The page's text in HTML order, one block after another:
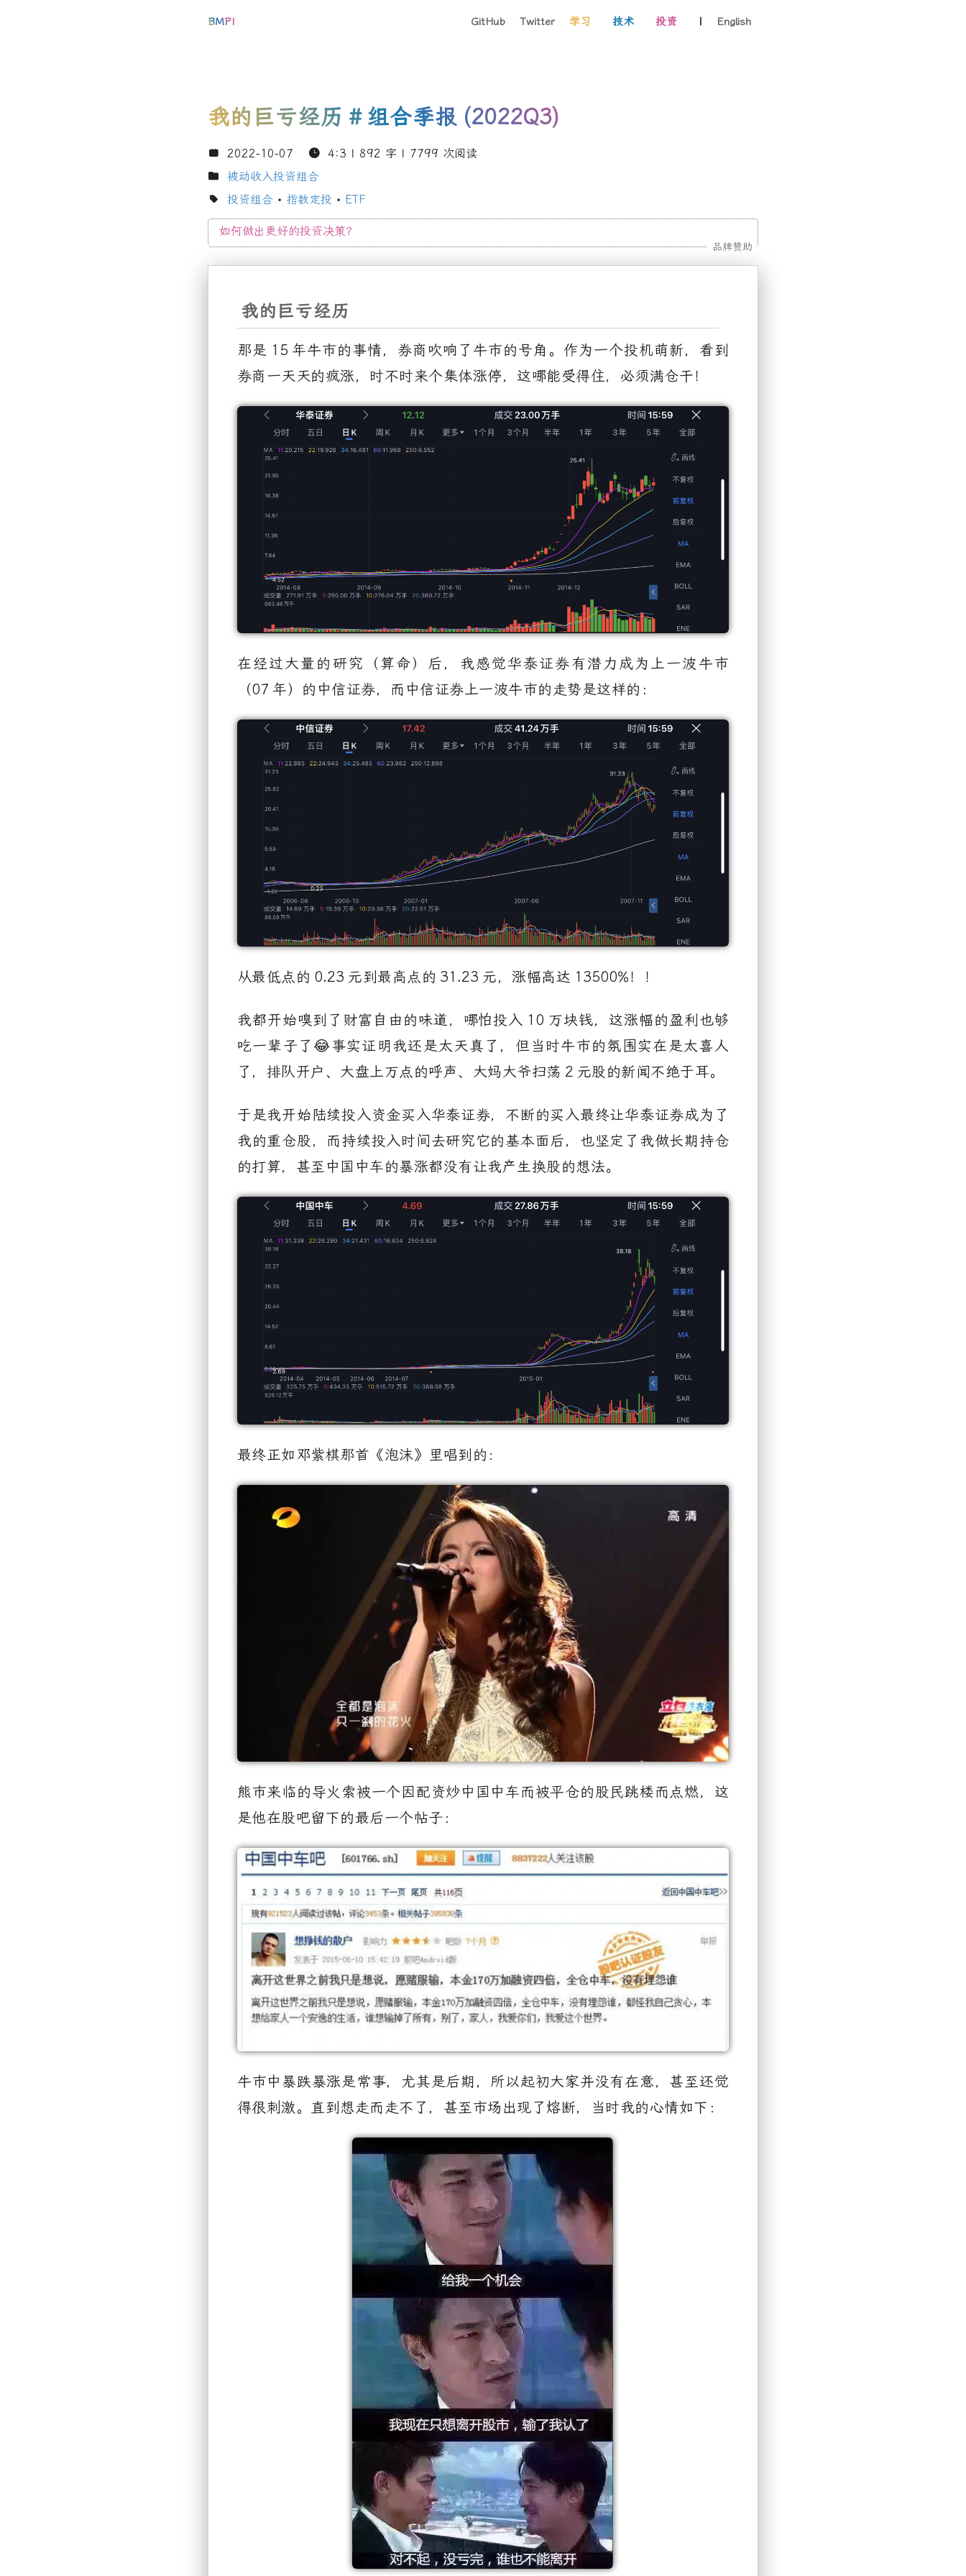
BMPI GitHub Twitter 学习 技术 投资 | English
我的巨亏经历 # 组合季报 (2022Q3)
2022-10-07 4:3 | 892 字 | 7799 次阅读
被动收入投资组合
投资组合 • 指数定投 • ETF
如何做出更好的投资决策？
品牌赞助
我的巨亏经历
那是 15 年牛市的事情，券商吹响了牛市的号角。作为一个投机萌新，看到
券商一天天的疯涨，时不时来个集体涨停，这哪能受得住，必须满仓干！
在经过大量的研究（算命）后，我感觉华泰证券有潜力成为上一波牛市
（07 年）的中信证券，而中信证券上一波牛市的走势是这样的：
从最低点的 0.23 元到最高点的 31.23 元，涨幅高达 13500%！！
我都开始嗅到了财富自由的味道，哪怕投入 10 万块钱，这涨幅的盈利也够
吃一辈子了😂事实证明我还是太天真了，但当时牛市的氛围实在是太喜人
了，排队开户、大盘上万点的呼声、大妈大爷扫荡 2 元股的新闻不绝于耳。
于是我开始陆续投入资金买入华泰证券，不断的买入最终让华泰证券成为了
我的重仓股，而持续投入时间去研究它的基本面后，也坚定了我做长期持仓
的打算，甚至中国中车的暴涨都没有让我产生换股的想法。
最终正如邓紫棋那首《泡沫》里唱到的：
熊市来临的导火索被一个因配资炒中国中车而被平仓的股民跳楼而点燃，这
是他在股吧留下的最后一个帖子：
牛市中暴跌暴涨是常事，尤其是后期，所以起初大家并没有在意，甚至还觉
得很刺激。直到想走而走不了，甚至市场出现了熔断，当时我的心情如下：